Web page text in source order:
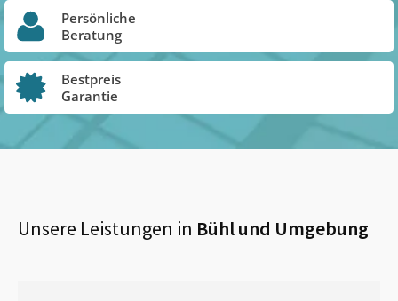
Persönliche
Beratung
Bestpreis
Garantie
Unsere Leistungen in Bühlund Umgebung